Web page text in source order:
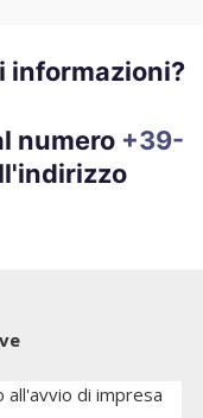
informazioni?
numero +39-